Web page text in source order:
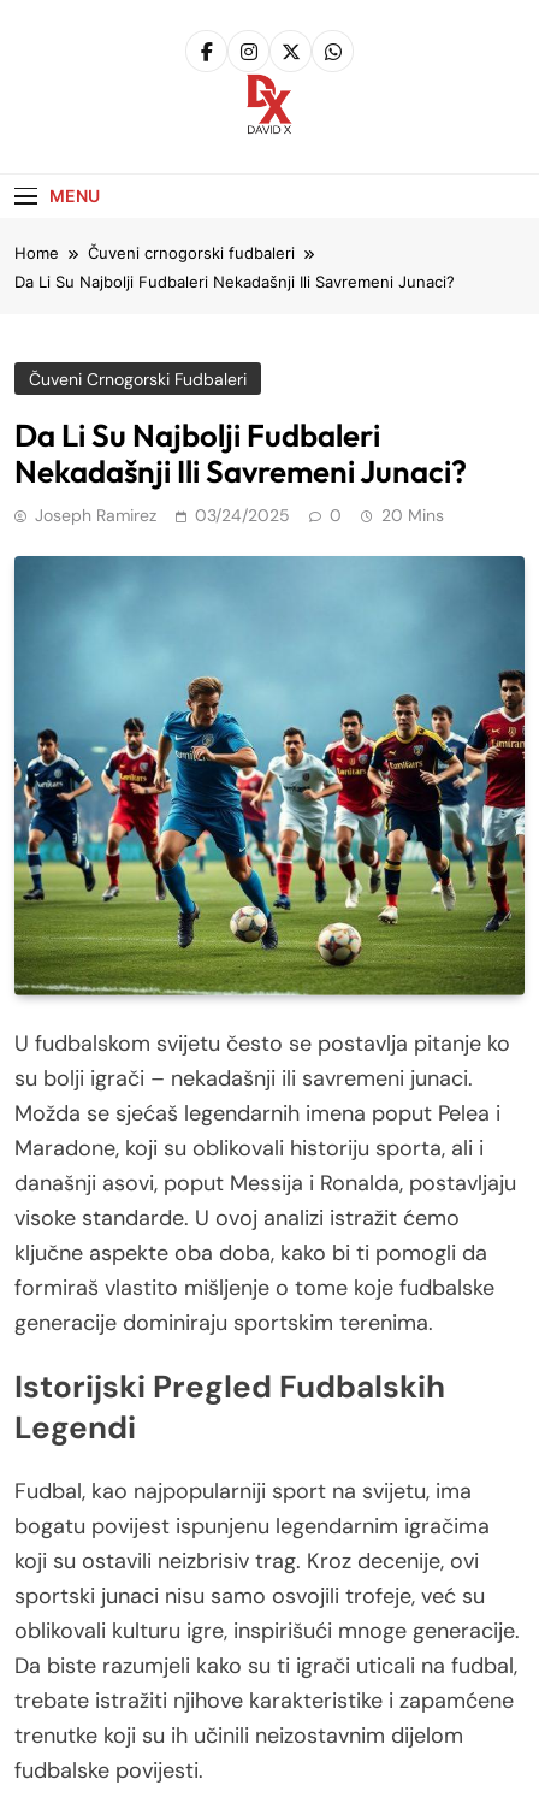
MENU
Home
Čuveni crnogorski fudbaleri
Da Li Su Najbolji Fudbaleri Nekadašnji Ili Savremeni Junaci?
Čuveni Crnogorski Fudbaleri
Da Li Su Najbolji Fudbaleri
Nekadašnji Ili Savremeni Junaci?
Joseph Ramirez 03/24/2025 0 20 Mins
U fudbalskom svijetu često se postavlja pitanje ko
su bolji igrači – nekadašnji ili savremeni junaci.
Možda se sjećaš legendarnih imena poput Pelea i
Maradone, koji su oblikovali historiju sporta, ali i
današnji asovi, poput Messija i Ronalda, postavljaju
visoke standarde. U ovoj analizi istražit ćemo
ključne aspekte oba doba, kako bi ti pomogli da
formiraš vlastito mišljenje o tome koje fudbalske
generacije dominiraju sportskim terenima.
Istorijski Pregled Fudbalskih
Legendi
Fudbal, kao najpopularniji sport na svijetu, ima
bogatu povijest ispunjenu legendarnim igračima
koji su ostavili neizbrisiv trag. Kroz decenije, ovi
sportski junaci nisu samo osvojili trofeje, već su
oblikovali kulturu igre, inspirišući mnoge generacije.
Da biste razumjeli kako su ti igrači uticali na fudbal,
trebate istražiti njihove karakteristike i zapamćene
trenutke koji su ih učinili neizostavnim dijelom
fudbalske povijesti.